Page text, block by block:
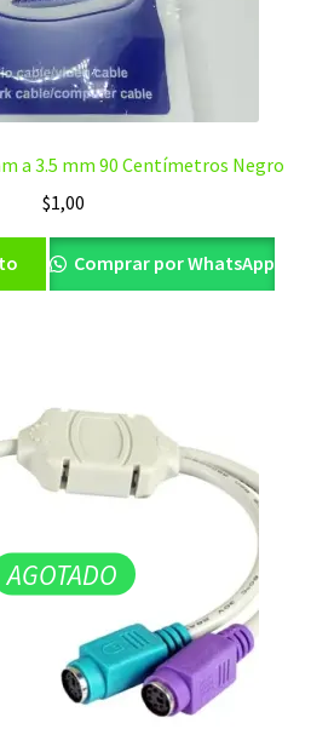
a 3.5 mm 90 Centímetros Negro
$1,00
Comprar por WhatsApp
AGOTADO